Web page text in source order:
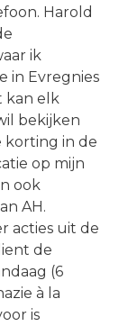
Harold
ik
in Evregnies
kan elk
bekijken
korting in de
op mijn
ook
AH.
acties uit de
de
(6
à la
is